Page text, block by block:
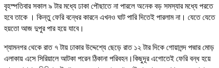
বৃহস্পতিবার সকাল ৯ টার মধ্যে ঢাকা পৌছাতে না পারলে অনেক বড় সমস্যার মধ্যে পরতে
হবে তাকে । কিন্তু ফেরি বন্ধের কারনে এখনও ঘাট পারি দিতেই পারলাম না। যেতে যেতে
হয়তো আজ দুপুর পার হয়ে যাবে।
শ্যামনগর থেকে রাত ৭ টায় ঢাকার উদ্দেশ্যে ছেড়ে রাত ১২ টার দিকে গোয়ালন্দ পদ্মার মোড়
এলাকায় এসে সিরিয়ালে আটকা পরেন ঠিকানা পরিবহন।কিছুদূর এগোতেই ফেরি বন্ধ হয়ে